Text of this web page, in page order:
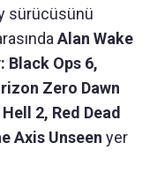
sürücüsünü
Alan Wake
Black Ops 6,
Zero Dawn
2, Red Dead
Axis Unseen yer